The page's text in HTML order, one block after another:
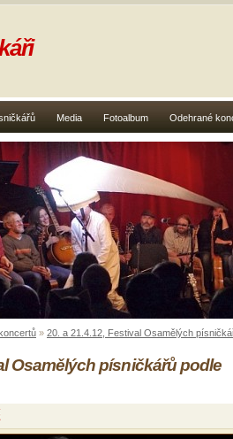
Media Fotoalbum Odehrané
» 20. a 21.4.12, Festival Osamělých
Osamělých písničkářů podle